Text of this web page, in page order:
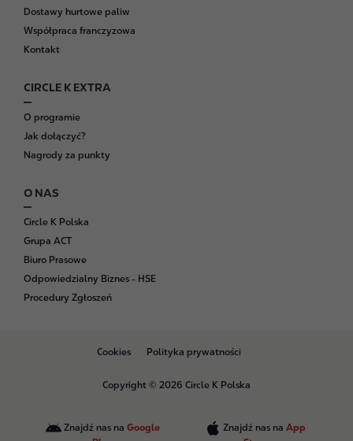
Dostawy hurtowe paliw
Współpraca franczyzowa
Kontakt
CIRCLE K EXTRA
O programie
Jak dołączyć?
Nagrody za punkty
O NAS
Circle K Polska
Grupa ACT
Biuro Prasowe
Odpowiedzialny Biznes - HSE
Procedury Zgłoszeń
B
Cookies Polityka prywatności
Copyright © 2026 Circle K Polska
Znajdź nas na Google
Znajdź nas naApp